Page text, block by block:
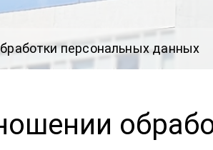
персональных данных